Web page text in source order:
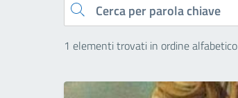
Cerca
1 elementi trovati in ordine alfabetico